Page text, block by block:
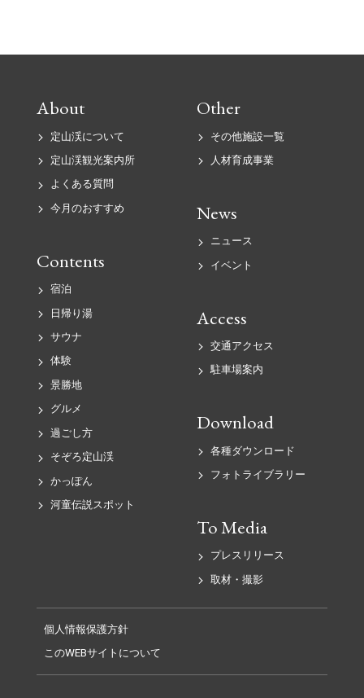
About
定山渓について
定山渓観光案内所
よくある質問
今月のおすすめ
News
ニュース
イベント
Access
交通アクセス
駐車場案内
Contents
宿泊
日帰り湯
サウナ
体験
景勝地
グルメ
過ごし方
そぞろ定山渓
かっぽん
河童伝説スポット
Download
各種ダウンロード
フォトライブラリー
To Media
プレスリリース
取材・撮影
Other
その他施設一覧
人材育成事業
個人情報保護方針
このWEBサイトについて